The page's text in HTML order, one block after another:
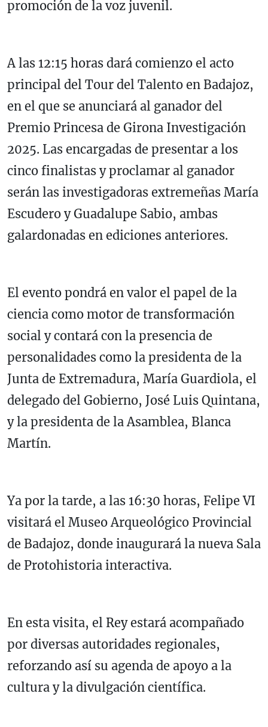
promoción de la voz juvenil.
A las 12:15 horas dará comienzo el acto
principal del Tour del Talento en Badajoz,
en el que se anunciará al ganador del
Premio Princesa de Girona Investigación
2025. Las encargadas de presentar a los
cinco finalistas y proclamar al ganador
serán las investigadoras extremeñas María
Escudero y Guadalupe Sabio, ambas
galardonadas en ediciones anteriores.
El evento pondrá en valor el papel de la
ciencia como motor de transformación
social y contará con la presencia de
personalidades como la presidenta de la
Junta de Extremadura, María Guardiola, el
delegado del Gobierno, José Luis Quintana,
y la presidenta de la Asamblea, Blanca
Martín.
Ya por la tarde, a las 16:30 horas, Felipe VI
visitará el Museo Arqueológico Provincial
de Badajoz, donde inaugurará la nueva Sala
de Protohistoria interactiva.
En esta visita, el Rey estará acompañado
por diversas autoridades regionales,
reforzando así su agenda de apoyo a la
cultura y la divulgación científica.